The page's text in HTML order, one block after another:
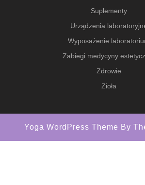
Suplementy
Urządzenia
Wyposażenie
Zabiegi medycyny
Zdrowie
Zioła
Yoga WordPress Theme By